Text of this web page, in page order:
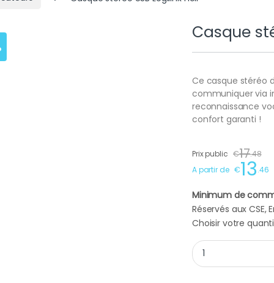
Casque
Ce casque stéréo
communiquer via
reconnaissance
confort garanti !
Prix public €17.48
A partir de €13.46
Minimum de
Réservés aux
Choisir votre
Casque stéréo